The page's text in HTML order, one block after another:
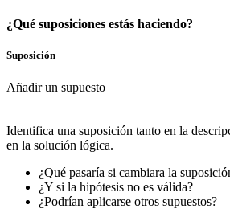
¿Qué suposiciones estás haciendo?
Suposición
Añadir un supuesto
Identifica una suposición tanto en la
en la solución lógica.
¿Qué pasaría si cambiara la
¿Y si la hipótesis no es válida?
¿Podrían aplicarse otros supuestos?